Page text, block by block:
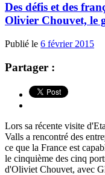
Des défis et des
Olivier Chouvet, le
Publié le 6 février 2015
Partager :
Lors sa récente visite
Valls a rencontré des
ce que la France est
le cinquième des cinq
d'Oliviet Chouvet, avec